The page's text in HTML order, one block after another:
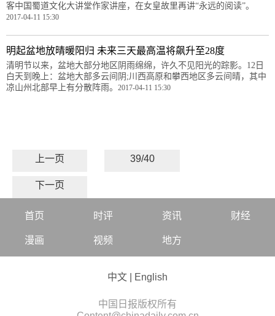
客中国蜀道文化大讲堂作家讲座，在女皇故里再讲“永远的阅读”。
2017-04-11 15:30
明起盆地放晴暖阳归 未来三天最高温将飙升至28度
清明节以来，盆地大部分地区阴雨绵绵，许久不见阳光的踪影。12日
白天到晚上：盆地大部多云间阴;川西高原和攀西地区多云间晴，其中
凉山州北部早上有分散阵雨。 2017-04-11 15:30
上一页 39/40
下一页
首页 时评 资讯 财经
漫画 视频 地方
中文 English
中国日报版权所有